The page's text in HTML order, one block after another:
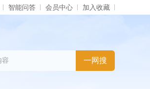
智能问答 会员中心 加入收藏